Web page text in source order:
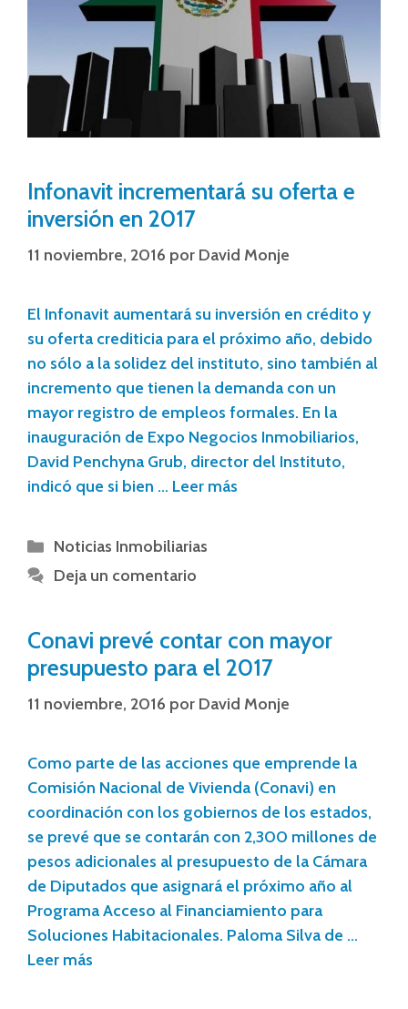
Infonavit incrementará su oferta e
inversión en 2017
11 noviembre, 2016 por David Monje
El Infonavit aumentará su inversión en crédito y
su oferta crediticia para el próximo año, debido
no sólo a la solidez del instituto, sino también al
incremento que tienen la demanda con un
mayor registro de empleos formales. En la
inauguración de Expo Negocios Inmobiliarios,
David Penchyna Grub, director del Instituto,
indicó que si bien … Leer más
Noticias Inmobiliarias
Deja un comentario
Conavi prevé contar con mayor
presupuesto para el 2017
11 noviembre, 2016 por David Monje
Como parte de las acciones que emprende la
Comisión Nacional de Vivienda (Conavi) en
coordinación con los gobiernos de los estados,
se prevé que se contarán con 2,300 millones de
pesos adicionales al presupuesto de la Cámara
de Diputados que asignará el próximo año al
Programa Acceso al Financiamiento para
Soluciones Habitacionales. Paloma Silva de …
Leer más